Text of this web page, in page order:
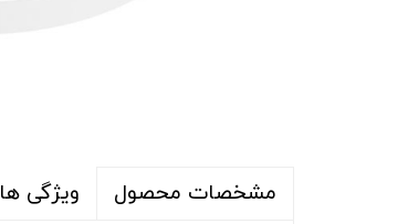
مشخصات محصول ویژگی ها